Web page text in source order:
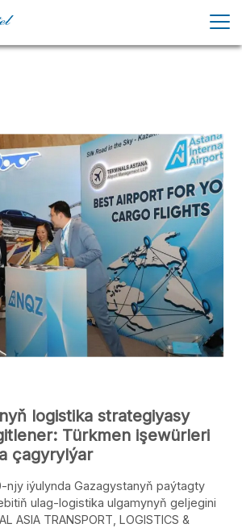
logistika strategiyasy
Türkmen işewürleri
çagyrylýar
njy iýulynda Gazagystanyň paýtagty
ulag-logistika ulgamynyň geljegini
ASIA TRANSPORT, LOGISTICS &